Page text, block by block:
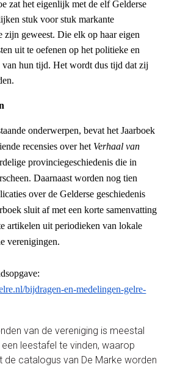
zat het eigenlijk met de elf Gelderse
stuk voor stuk markante
zijn geweest. Die elk op haar eigen
uit te oefenen op het politieke en
van hun tijd. Het wordt dus tijd dat zij
onderwerpen, bevat het Jaarboek
recensies over het Verhaal van
provinciegeschiedenis die in
Daarnaast worden nog tien
over de Gelderse geschiedenis
sluit af met een korte samenvatting
artikelen uit periodieken van lokale
verenigingen.
bijdragen-en-medelingen-gelre-
van de vereniging is meestal
leestafel te vinden, waarop
de catalogus van De Marke worden